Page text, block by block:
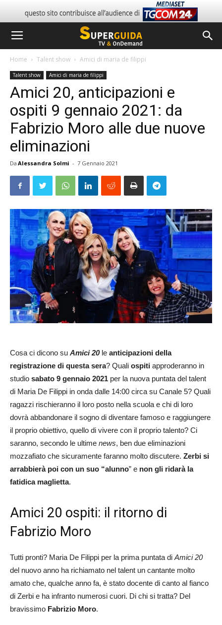
Home Talent show Amici di maria de filippi
Talent show Amici di maria de filippi
Amici 20, anticipazioni e
ospiti 9 gennaio 2021: da
Fabrizio Moro alle due nuove
eliminazioni
Da Alessandra Solmi - 7 Gennaio 2021
Cosa ci dicono su Amici 20le anticipazioni della
registrazione di questa sera? Quali ospiti approderanno in
studio sabato 9 gennaio 2021 per la nuova puntata del talent
di Maria De Filippi in onda dalle 14:00 circa su Canale 5? Quali
ragazzi rischieranno il loro posto nella scuola e chi di loro
dovrà abbandonare il sogno di diventare famoso e raggiungere
il proprio obiettivo, quello di vivere con il proprio talento? Ci
saranno, secondo le ultime news, ben due eliminazioni
mozzafiato che sicuramente faranno molto discutere. Zerbi si
arrabbierà poi con un suo “alunno” e non gli ridarà la
fatidica maglietta.
Amici 20 ospiti: il ritorno di
Fabrizio Moro
Tutti pronti? Maria De Filippi per la prima puntata di Amici 20
del nuovo anno ha richiamato nel talent un cantante molto
amato che, qualche anno fa, è stato docente di canto al fianco
di Zerbi e ha infranto numerosi cuori. Di chi si tratta? Del
bravissimo Fabrizio Moro.